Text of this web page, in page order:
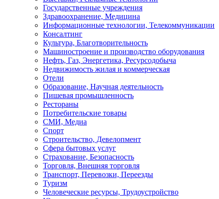
Государственные учреждения
Здравоохранение, Медицина
Информационные технологии, Телекоммуникации
Консалтинг
Культура, Благотворительность
Машиностроение и производство оборудования
Нефть, Газ, Энергетика, Ресурсодобыча
Недвижимость жилая и коммерческая
Отели
Образование, Научная деятельность
Пишевая промышленность
Рестораны
Потребительские товары
СМИ, Медиа
Спорт
Строительство, Девелопмент
Сфера бытовых услуг
Страхование, Безопасность
Торговля, Внешняя торговля
Транспорт, Перевозки, Переезды
Туризм
Человеческие ресурсы, Трудоустройство